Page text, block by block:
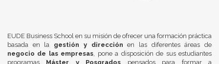
EUDE Business School en su misión de ofrecer una formación práctica
basada en la gestión y dirección en las diferentes áreas de
negocio de las empresas, pone a disposición de sus estudiantes
programas Máster y Posgrados pensados para formar a